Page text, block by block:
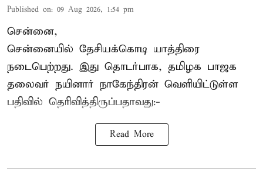
Published on: 09 Aug 2026, 1:54 pm
சென்னை,
சென்னையில் தேசியக்கொடி யாத்திரை
நடைபெற்றது. இது தொடர்பாக, தமிழக பாஜக
தலைவர் நயினார் நாகேந்திரன் வெளியிட்டுள்ள
பதிவில் தெரிவித்திருப்பதாவது:-
Read More